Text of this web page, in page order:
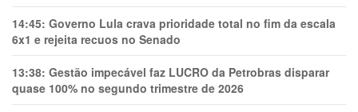
14:45: Governo Lula crava prioridade total no fim da escala
6x1 e rejeita recuos no Senado
13:38: Gestão impecável faz LUCRO da Petrobras disparar
quase 100% no segundo trimestre de 2026